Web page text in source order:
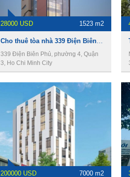
28000 USD 1523 m2
339 Điện Biên Phủ, phường 4, Quận
3, Ho Chi Minh City
200000 USD 7000 m2